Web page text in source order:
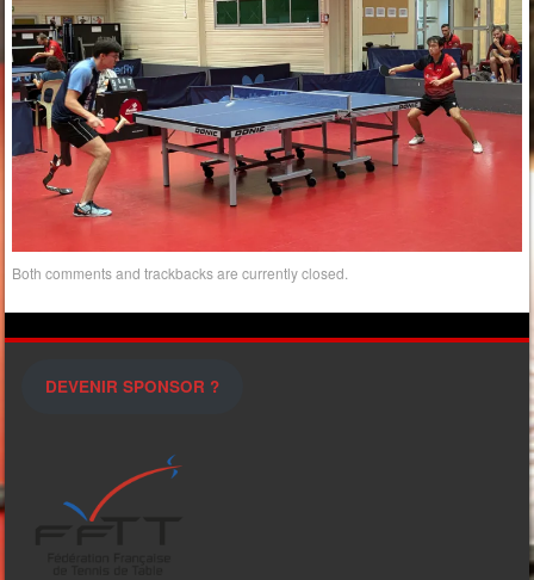
Both comments and trackbacks are currently closed.
DEVENIR SPONSOR ?